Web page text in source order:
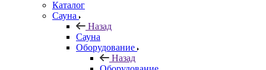
Каталог
Сауна
Назад
Сауна
Оборудование
Назад